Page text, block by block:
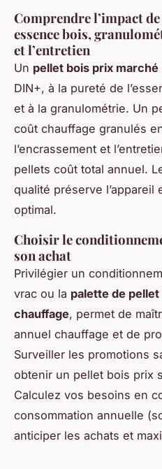
Comprendre l’impact
essence bois,
et l’entretien
Un pellet bois prix marché
DIN+, à la pureté de
et à la granulométrie. Un
coût chauffage granulés
l’encrassement et
pellets coût total annuel.
qualité préserve
optimal.
Choisir le
son achat
Privilégier un
vrac ou la palette de
chauffage, permet de
annuel chauffage et de
Surveiller les promotions
obtenir un pellet bois prix
Calculez vos besoins en
consommation annuelle
anticiper les achats et